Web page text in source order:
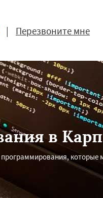
| Перезвоните мне
в